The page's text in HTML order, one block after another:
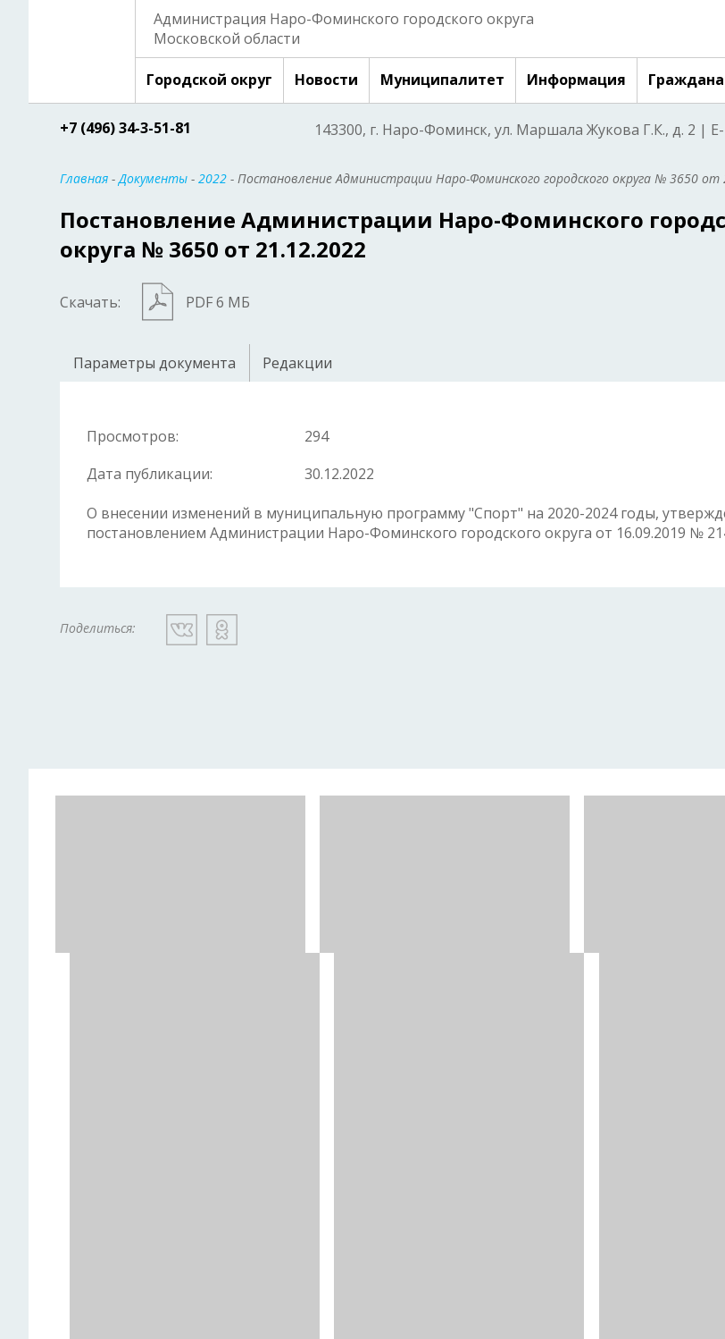
Администрация Наро-Фоминского городского округа
Московской области
Городской округ Новости Муниципалитет Информация
+7 (496) 34-3-51-81 143300, г. Наро-Фоминск, ул. Маршала Жукова Г.К., д. 2 |
Главная -Документы - 2022 - Постановление Администрации Наро-Фоминского городского округа № 3650 от
Постановление Администрации Наро-Фоминского
округа № 3650 от 21.12.2022
Скачать: PDF 6 МБ
Параметры документа Редакции
Просмотров:
294
Дата публикации:
30.12.2022
О внесении изменений в муниципальную программу "Спорт" на 2020-2024 годы,
постановлением Администрации Наро-Фоминского городского округа от 16.09.2019 №
Поделиться: